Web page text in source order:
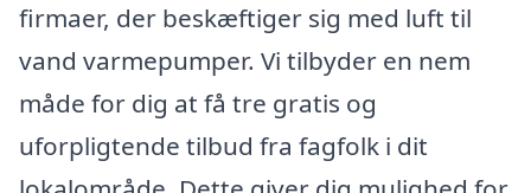
firmaer, der beskæftiger sig med luft til
vand varmepumper. Vi tilbyder en nem
måde for dig at få tre gratis og
uforpligtende tilbud fra fagfolk i dit